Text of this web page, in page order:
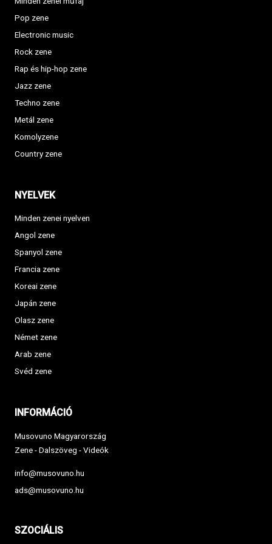
Pop zene
Electronic music
Rock zene
Rap és hip-hop zene
Jazz zene
Techno zene
Metál zene
Komolyzene
Country zene
NYELVEK
Minden zenei nyelven
Angol zene
Spanyol zene
Francia zene
Koreai zene
Japán zene
Olasz zene
Német zene
Arab zene
Svéd zene
INFORMÁCIÓ
Musovuno Magyarország
Zene - Dalszöveg - Videók
info@musovuno.hu
ads@musovuno.hu
SZOCIÁLIS